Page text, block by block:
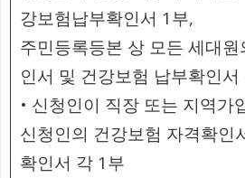
강보험납부확인서 1부,
주민등록등본 상 모든 세대
인서 및 건강보험 납부확인서
• 신청인이 직장 또는 지역가
신청인의 건강보험 자격확인
확인서 각 1부